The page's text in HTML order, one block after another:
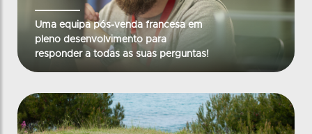
Uma equipa pós-venda francesa em
pleno desenvolvimento para
responder a todas as suas perguntas!